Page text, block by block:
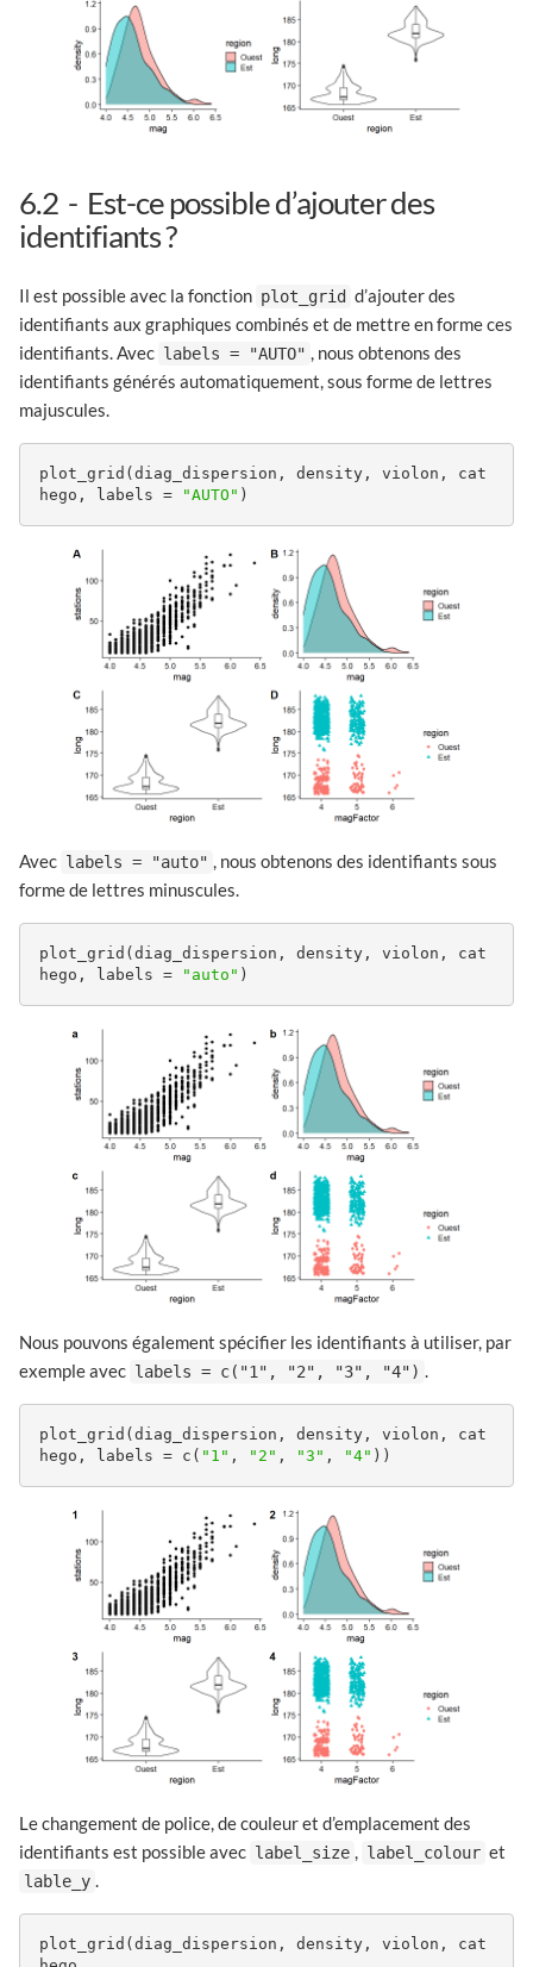
6.2
Est-ce possible d’ajouter des
identifiants ?
Il est possible avec la fonction plot_grid d’ajouter des
identifiants aux graphiques combinés et de mettre en forme ces
identifiants. Avec labels = "AUTO" , nous obtenons des
identifiants générés automatiquement, sous forme de lettres
majuscules.
plot_grid(diag_dispersion, density, violon, cat
hego, labels =
"AUTO" )
Avec labels = "auto" , nous obtenons des identifiants sous
forme de lettres minuscules.
plot_grid(diag_dispersion, density, violon, cat
hego, labels =
"auto" )
Nous pouvons également spécifier les identifiants à utiliser, par
exemple avec labels = c("1", "2", "3", "4") .
plot_grid(diag_dispersion, density, violon, cat
hego, labels = c( "1" , "2" , "3" , "4" ))
Le changement de police, de couleur et d’emplacement des
identifiants est possible avec label_size , label_colour et
lable_y .
plot_grid(diag_dispersion, density, violon, cat